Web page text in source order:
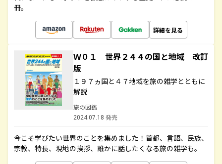
冊。
詳細を見る
Ｗ０１ 世界２４４の国と地域 改訂
版
１９７ヵ国と４７地域を旅の雑学とともに
解説
旅の図鑑
2024.07.18 発売
今こそ学びたい世界のことを集めました！首都、言語、民族、
宗教、特長、現地の挨拶、誰かに話したくなる旅の雑学も。